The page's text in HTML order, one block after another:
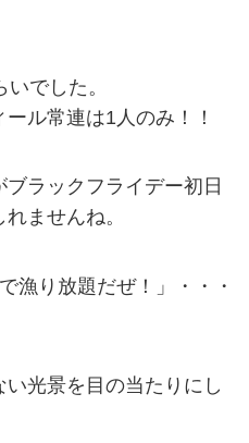
でした。
ル常連は1人のみ！！
ラックフライデー初日
ませんね。
漁り放題だぜ！」・・・
光景を目の当たりにし